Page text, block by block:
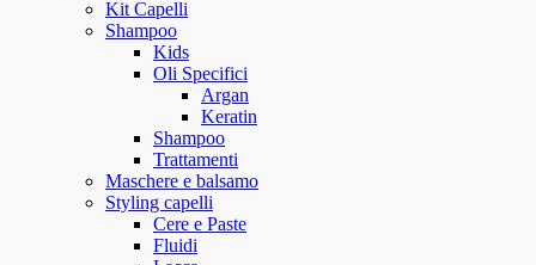
Kit Capelli
Shampoo
Kids
Oli Specifici
Argan
Keratin
Shampoo
Trattamenti
Maschere e balsamo
Styling capelli
Cere e Paste
Fluidi